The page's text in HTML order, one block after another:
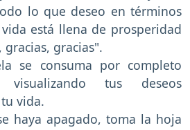
lo que deseo en términos
está llena de prosperidad
gracias, gracias".
se consuma por completo
visualizando tus deseos
vida.
haya apagado, toma la hoja